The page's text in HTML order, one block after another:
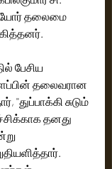
தலைமை
பேசிய
தலைவரான
''துப்பாக்கி சுடும்
தனது